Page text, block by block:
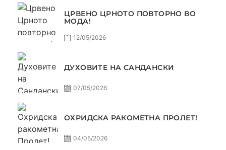
ЦРВЕНО ЦРНОТО ПОВТОРНО ВО
МОДА!
12/05/2026
ДУХОВИТЕ НА САНДАНСКИ
07/05/2026
ОХРИДСКА РАКОМЕТНА ПРОЛЕТ!
04/05/2026